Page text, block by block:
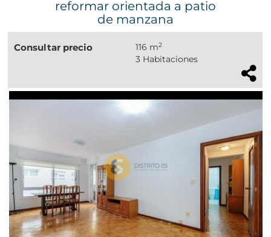
reformar orientada a patio
de manzana
Consultar precio 116 m2
3 Habitaciones